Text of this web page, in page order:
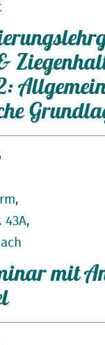
Grundlagen
43A,
mit